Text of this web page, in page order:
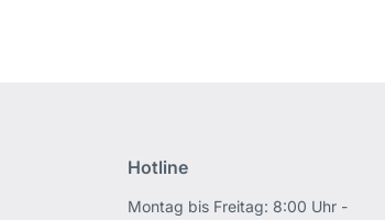
Hotline
Montag bis Freitag: 8:00 Uhr -